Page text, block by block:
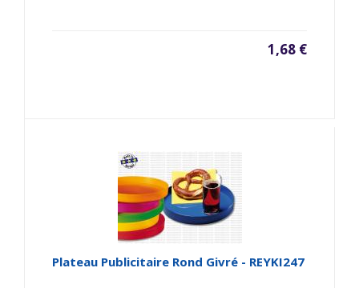
1,68 €
Plateau Publicitaire Rond Givré - REYKI247